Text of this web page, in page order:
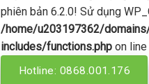
phiên bản 6.2.0! Sử dụng
/home/u203197362/
includes/functions.phpon line
Hotline: 0868.001.176